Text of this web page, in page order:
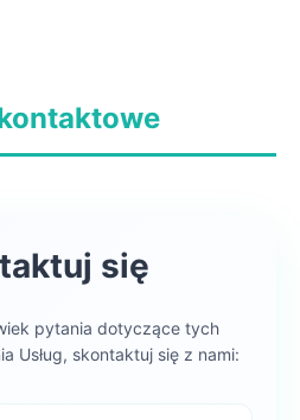
się
pytania dotyczące tych
Usług, skontaktuj się z nami: